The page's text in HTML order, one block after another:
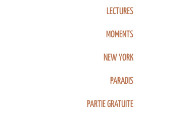
LECTURES
MOMENTS
NEW YORK
PARADIS
PARTIE GRATUITE